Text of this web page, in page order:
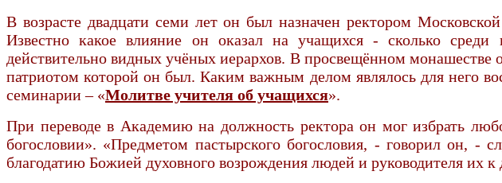
В возрасте двадцати семи лет он был назначен ректором
Известно какое влияние он оказал на учащихся - сколько
действительно видных учёных иерархов. В просвещённом монашестве
патриотом которой он был. Каким важным делом являлось для него
семинарии – «Молитве учителя об учащихся».
При переводе в Академию на должность ректора он мог избрать
богословии». «Предметом пастырского богословия, - говорил он, -
благодатию Божией духовного возрождения людей и руководителя их к